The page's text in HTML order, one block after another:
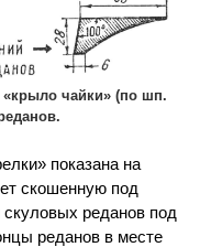
чайки» (по шп.
показана на
скошенную под
скуловых реданов под
реданов в месте